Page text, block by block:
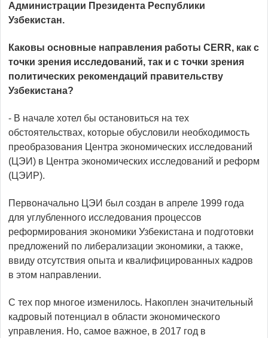
Администрации Президента Республики
Узбекистан.
Каковы основные направления работы CERR, как с
точки зрения исследований, так и с точки зрения
политических рекомендаций правительству
Узбекистана?
- В начале хотел бы остановиться на тех
обстоятельствах, которые обусловили необходимость
преобразования Центра экономических исследований
(ЦЭИ) в Центра экономических исследований и реформ
(ЦЭИР).
Первоначально ЦЭИ был создан в апреле 1999 года
для углубленного исследования процессов
реформирования экономики Узбекистана и подготовки
предложений по либерализации экономики, а также,
ввиду отсутствия опыта и квалифицированных кадров
в этом направлении.
С тех пор многое изменилось. Накоплен значительный
кадровый потенциал в области экономического
управления. Но, самое важное, в 2017 год в